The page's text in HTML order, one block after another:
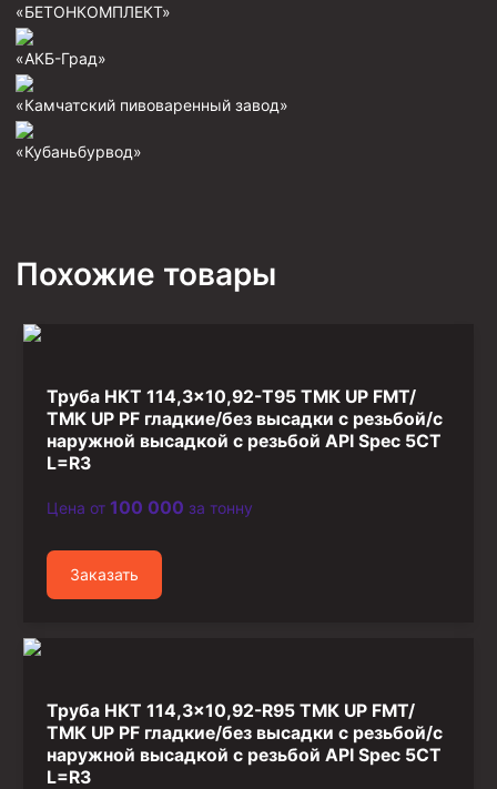
Райберы конусные
Фрезеры кольцевые
Метчики ловильные
Рукава буровые
Стропы
Стропы канатные ВК
Стропы канатные
Стропы текстильные
Стропы цепные
Канаты стальные
«БЕТОНКОМПЛЕКТ»
«АКБ-Град»
«Камчатский пивоваренный завод»
«Кубаньбурвод»
Похожие товары
Труба НКТ 114,3×10,92-T95 ТМК UP FMT/
ТМК UP PF гладкие/без высадки с резьбой/с
наружной высадкой с резьбой API Spec 5CT
L=R3
Цена от 100 000 за тонну
Заказать
Труба НКТ 114,3×10,92-R95 ТМК UP FMT/
ТМК UP PF гладкие/без высадки с резьбой/с
наружной высадкой с резьбой API Spec 5CT
L=R3